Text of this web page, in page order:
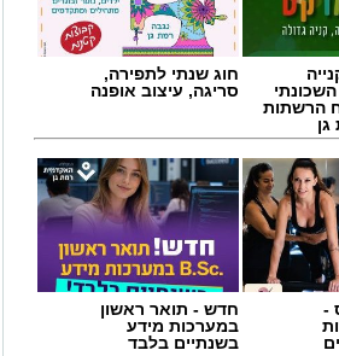
המציאות תשתנה.
-
חדש - תואר ראשון
במערכות מידע
בשנתיים בלבד